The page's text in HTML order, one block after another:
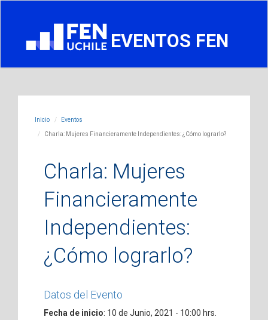
EVENTOS FEN
Inicio Eventos
Charla: Mujeres Financieramente Independientes: ¿Cómo lograrlo?
Charla: Mujeres
Financieramente
Independientes:
¿Cómo lograrlo?
Datos del Evento
Fecha de inicio: 10 de Junio, 2021 - 10:00 hrs.